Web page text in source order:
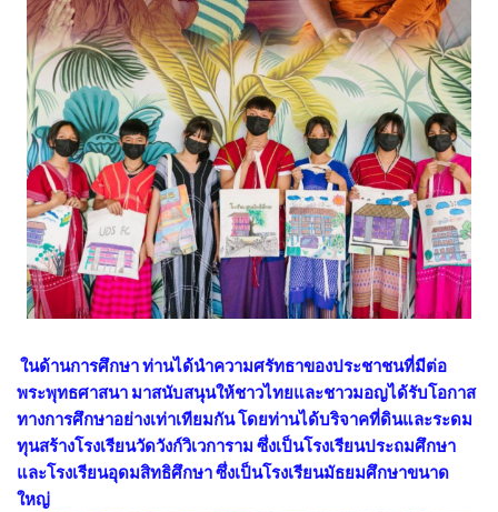
ในด้านการศึกษา ท่านได้นำความศรัทธาของประชาชนที่มีต่อ
พระพุทธศาสนา มาสนับสนุนให้ชาวไทยและชาวมอญได้รับโอกาส
ทางการศึกษาอย่างเท่าเทียมกัน โดยท่านได้บริจาคที่ดินและระดม
ทุนสร้างโรงเรียนวัดวังก์วิเวการาม ซึ่งเป็นโรงเรียนประถมศึกษา
และโรงเรียนอุดมสิทธิศึกษา ซึ่งเป็นโรงเรียนมัธยมศึกษาขนาด
ใหญ่